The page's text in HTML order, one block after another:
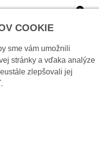
0
fotobunky,
COOKIE
sme vám umožnili
stránky a vďaka analýze
zlepšovali jej